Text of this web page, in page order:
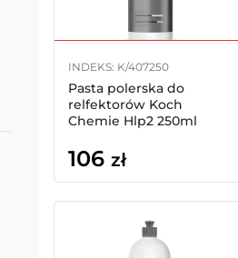
INDEKS: K/407250
Pasta polerska do
relfektorów Koch
Chemie Hlp2 250ml
106 zł